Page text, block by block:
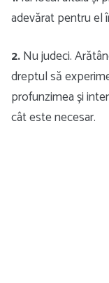
adevărat pentru el
2.Nu judeci.
dreptul să
profunzimea și
cât este necesar.